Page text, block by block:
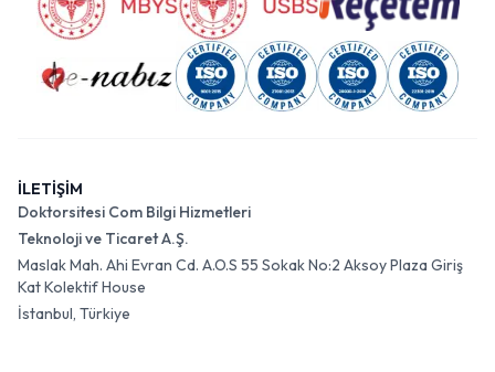
İLETİŞİM
Doktorsitesi Com Bilgi Hizmetleri
Teknoloji ve Ticaret A.Ş.
Maslak Mah. Ahi Evran Cd. A.O.S 55 Sokak No:2 Aksoy Plaza Giriş
Kat Kolektif House
İstanbul, Türkiye